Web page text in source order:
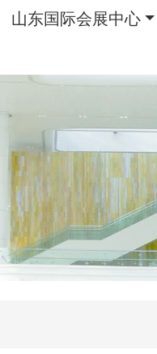
山东国际会展中心